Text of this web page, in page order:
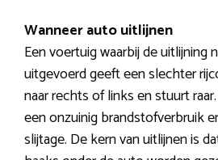
Wanneer auto uitlijnen
Een voertuig waarbij de uitlijning
uitgevoerd geeft een slechter
naar rechts of links en stuurt
een onzuinig brandstofverbruik
slijtage. De kern van uitlijnen is